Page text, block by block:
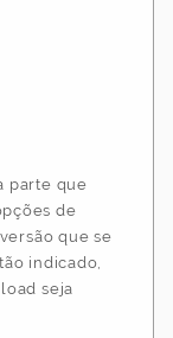
parte que
de
que se
indicado,
seja